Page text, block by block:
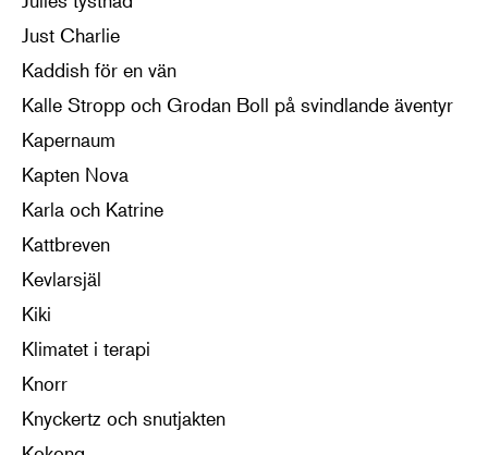
Just Charlie
Kaddish för en vän
Kalle Stropp och Grodan Boll på svindlande äventyr
Kapernaum
Kapten Nova
Karla och Katrine
Kattbreven
Kevlarsjäl
Kiki
Klimatet i terapi
Knorr
Knyckertz och snutjakten